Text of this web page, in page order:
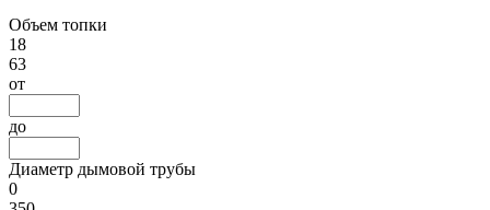
Объем топки
18
63
от
до
Диаметр дымовой трубы
0